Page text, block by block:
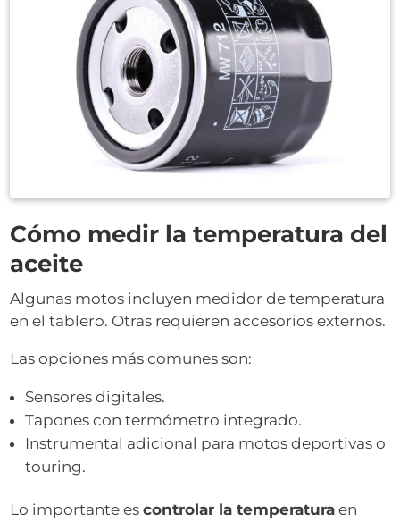
Cómo medir la temperatura del
aceite
Algunas motos incluyen medidor de temperatura
en el tablero. Otras requieren accesorios externos.
Las opciones más comunes son:
Sensores digitales.
Tapones con termómetro integrado.
Instrumental adicional para motos deportivas o
touring.
Lo importante escontrolar la temperatura en